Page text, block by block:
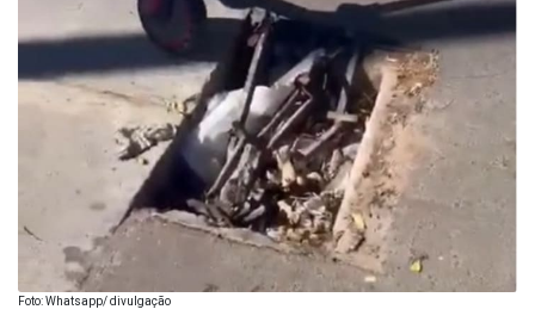
Foto: Whatsapp/ divulgação